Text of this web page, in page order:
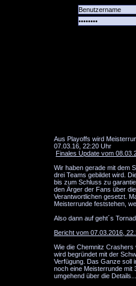
Aus Playoffs wird
07.03.16, 22:20 Uhr
Finales Update vom
Wir haben gerade mit dem
drei Teams gebildet wird.
bis zum Schluss zu
den Ärger der Fans über
Verantwortlichen gesetzt.
Meisterrunde feststehen,
Also dann auf geht´s
Bericht vom 07.03.2016,
Wie die Chemnitz Crashers
wird begründet mit der
Verfügung. Das Ganze soll
noch eine Meisterrunde mit
umgehend über die Details...